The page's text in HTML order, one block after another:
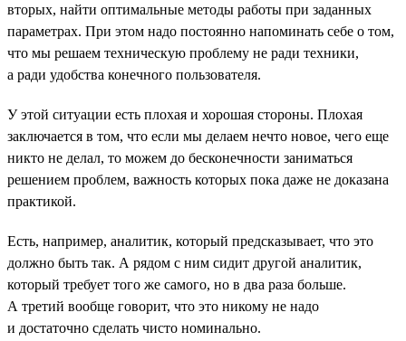
вторых, найти оптимальные методы работы при заданных
параметрах. При этом надо постоянно напоминать себе о том,
что мы решаем техническую проблему не ради техники,
а ради удобства конечного пользователя.
У этой ситуации есть плохая и хорошая стороны. Плохая
заключается в том, что если мы делаем нечто новое, чего еще
никто не делал, то можем до бесконечности заниматься
решением проблем, важность которых пока даже не доказана
практикой.
Есть, например, аналитик, который предсказывает, что это
должно быть так. А рядом с ним сидит другой аналитик,
который требует того же самого, но в два раза больше.
А третий вообще говорит, что это никому не надо
и достаточно сделать чисто номинально.